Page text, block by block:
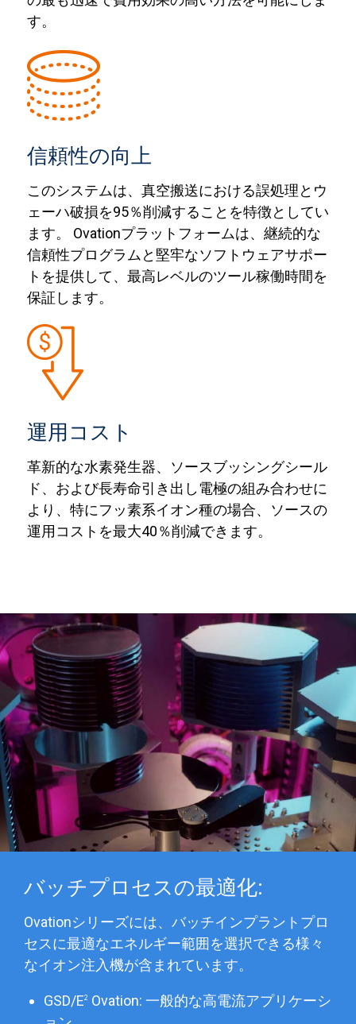
す。
信頼性の向上
このシステムは、真空搬送における誤処理とウ
ェーハ破損を95％削減することを特徴としてい
ます。 Ovationプラットフォームは、継続的な
信頼性プログラムと堅牢なソフトウェアサポー
トを提供して、最高レベルのツール稼働時間を
保証します。
運用コスト
革新的な水素発生器、ソースブッシングシール
ド、および長寿命引き出し電極の組み合わせに
より、特にフッ素系イオン種の場合、ソースの
運用コストを最大40％削減できます。
バッチプロセスの最適化:
Ovationシリーズには、バッチインプラントプロ
セスに最適なエネルギー範囲を選択できる様々
なイオン注入機が含まれています。
GSD/E2 Ovation: 一般的な高電流アプリケーシ